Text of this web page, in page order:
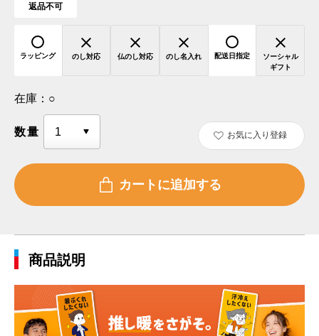
返品不可
ラッピング のし対応 仏のし対応 のし名入れ 配送日指定
ソーシャル
ギフト
在庫： ○
数量 お気に入り登録
商品説明